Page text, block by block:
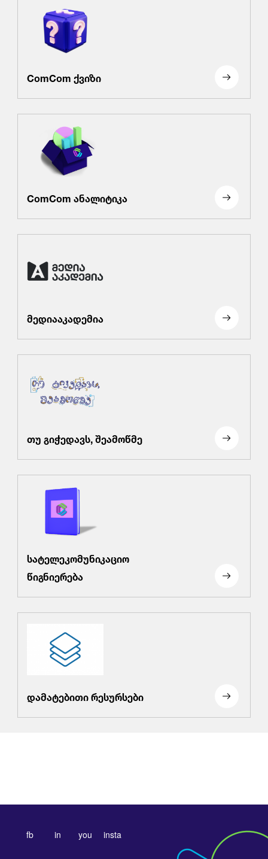
ComCom ქვიზი
ComCom ანალიტიკა
მედიააკადემია
თუ გიჭედავს, შეამოწმე
სატელეკომუნიკაციო
წიგნიერება
დამატებითი რესურსები
fb in you insta